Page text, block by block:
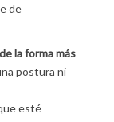
de
la forma más
postura ni
esté